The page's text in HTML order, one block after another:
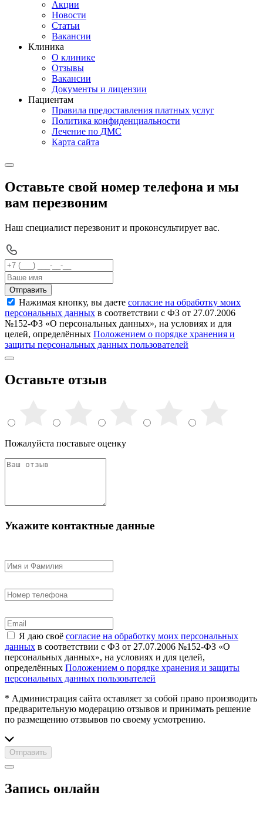
Акции
Новости
Статьи
Вакансии
Клиника
О клинике
Отзывы
Вакансии
Документы и лицензии
Пациентам
Правила предоставления платных услуг
Политика конфиденциальности
Лечение по ДМС
Карта сайта
Оставьте свой номер телефона и мы
вам перезвоним
Наш специалист перезвонит и проконсультирует вас.
Отправить
Нажимая кнопку, вы даете согласие на обработку моих
персональных данных в соответствии с ФЗ от 27.07.2006
№152-ФЗ «О персональных данных», на условиях и для
целей, определённых Положением о порядке хранения и
защиты персональных данных пользователей
Оставьте отзыв
Пожалуйста поставьте оценку
Укажите контактные данные
Я даю своё согласие на обработку моих персональных
данных в соответствии с ФЗ от 27.07.2006 №152-ФЗ «О
персональных данных», на условиях и для целей,
определённых Положением о порядке хранения и защиты
персональных данных пользователей
* Администрация сайта оставляет за собой право производить
предварительную модерацию отзывов и принимать решение
по размещению отзвывов по своему усмотрению.
Отправить
Запись онлайн